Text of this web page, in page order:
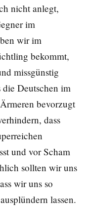
nicht anlegt,
im
wir im
bekommt,
missgünstig
die Deutschen im
bevorzugt
dass
und vor Scham
sollten wir uns
wir uns so
lassen.